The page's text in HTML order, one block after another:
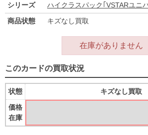
シリーズ
ハイクラスパック｢VSTARユニ
商品状態
キズなし買取
在庫がありません
このカードの買取状況
状態
価格
在庫
キズなし買取